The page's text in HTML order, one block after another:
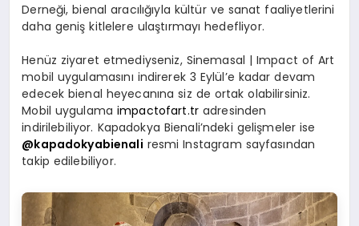
Derneği, bienal aracılığıyla kültür ve sanat faaliyetlerini
daha geniş kitlelere ulaştırmayı hedefliyor.
Henüz ziyaret etmediyseniz, Sinemasal | Impact of Art
mobil uygulamasını indirerek 3 Eylül’e kadar devam
edecek bienal heyecanına siz de ortak olabilirsiniz.
Mobil uygulama impactofart.tr adresinden
indirilebiliyor. Kapadokya Bienali’ndeki gelişmeler ise
@kapadokyabienali resmi Instagram sayfasından
takip edilebiliyor.